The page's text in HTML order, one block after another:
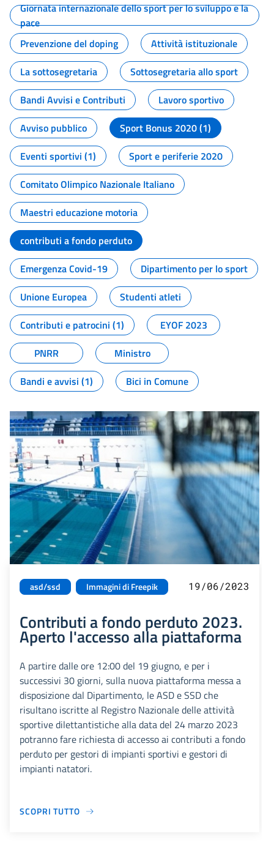
Giornata internazionale dello sport per lo sviluppo e la
pace
Prevenzione del doping
Attività istituzionale
La sottosegretaria
Sottosegretaria allo sport
Bandi Avvisi e Contributi
Lavoro sportivo
Avviso pubblico
Sport Bonus 2020 (1)
Eventi sportivi (1)
Sport e periferie 2020
Comitato Olimpico Nazionale Italiano
Maestri educazione motoria
contributi a fondo perduto
Emergenza Covid-19
Dipartimento per lo sport
Unione Europea
Studenti atleti
Contributi e patrocini (1)
EYOF 2023
PNRR
Ministro
Bandi e avvisi (1)
Bici in Comune
asd/ssd Immagini di Freepik 19/06/2023
Contributi a fondo perduto 2023.
Aperto l'accesso alla piattaforma
A partire dalle ore 12:00 del 19 giugno, e per i
successivi 30 giorni, sulla nuova piattaforma messa a
disposizione dal Dipartimento, le ASD e SSD che
risultano iscritte al Registro Nazionale delle attività
sportive dilettantistiche alla data del 24 marzo 2023
potranno fare richiesta di accesso ai contributi a fondo
perduto per gestori di impianti sportivi e gestori di
impianti natatori.
SCOPRI TUTTO